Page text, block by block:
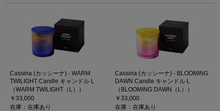
Cassina (カッシーナ) - WARM
TWILIGHT Candle キャンドル L
（WARM TWILIGHT（L））
￥33,000
在庫：在庫あり
Cassina (カッシーナ) - BLOOMING
DAWN Candle キャンドル L
（BLOOMING DAWN（L））
￥33,000
在庫：在庫あり